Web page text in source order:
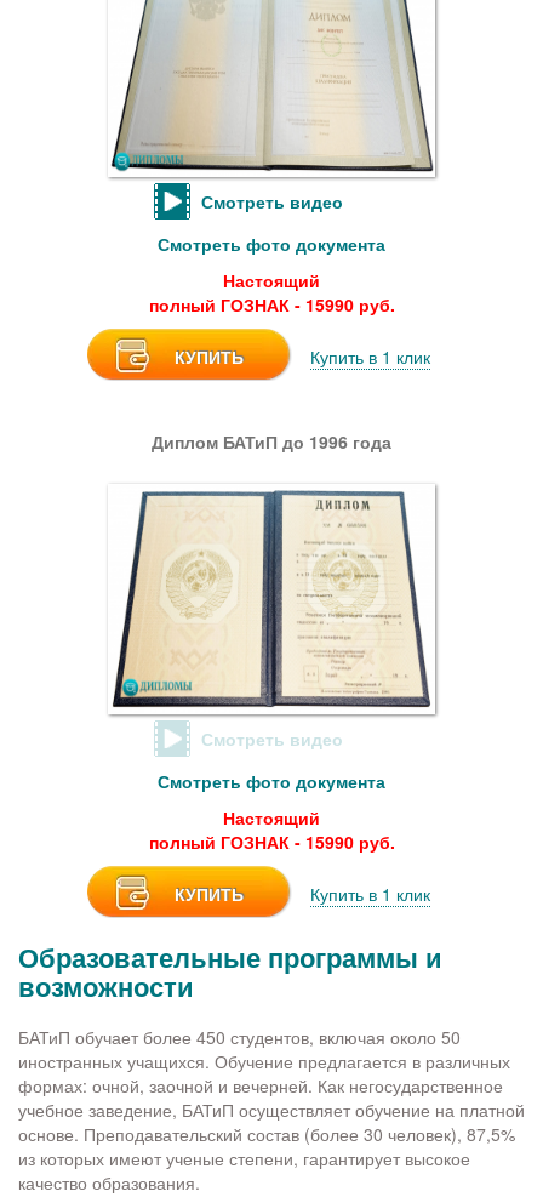
Смотреть видео
Смотреть фото документа
Настоящий
полный ГОЗНАК - 15990 руб.
КУПИТЬ Купить в 1 клик
Диплом БАТиП до 1996 года
Смотреть видео
Смотреть фото документа
Настоящий
полный ГОЗНАК - 15990 руб.
КУПИТЬ Купить в 1 клик
Образовательные программы и
возможности
БАТиП обучает более 450 студентов, включая около 50
иностранных учащихся. Обучение предлагается в различных
формах: очной, заочной и вечерней. Как негосударственное
учебное заведение, БАТиП осуществляет обучение на платной
основе. Преподавательский состав (более 30 человек), 87,5%
из которых имеют ученые степени, гарантирует высокое
качество образования.